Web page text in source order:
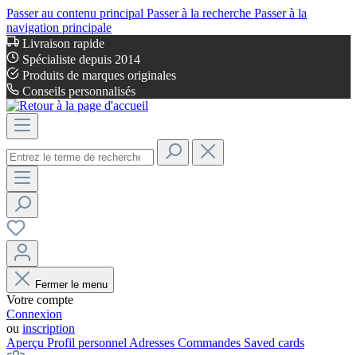
Passer au contenu principal Passer à la recherche Passer à la
navigation principale
Livraison rapide
Spécialiste depuis 2014
Produits de marques originales
Conseils personnalisés
Fermer le menu
Votre compte
Connexion
ou inscription
Aperçu Profil personnel Adresses Commandes Saved cards